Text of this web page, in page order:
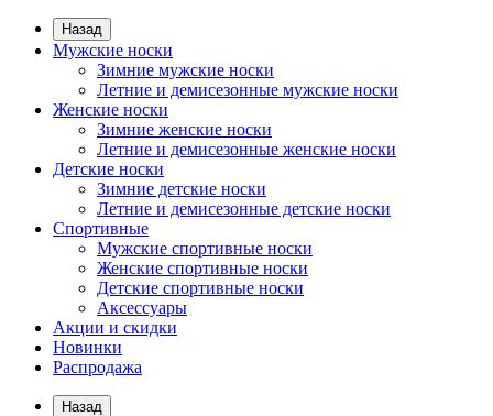
Назад
Мужские носки
Зимние мужские носки
Летние и демисезонные мужские носки
Женские носки
Зимние женские носки
Летние и демисезонные женские носки
Детские носки
Зимние детские носки
Летние и демисезонные детские носки
Спортивные
Мужские спортивные носки
Женские спортивные носки
Детские спортивные носки
Аксессуары
Акции и скидки
Новинки
Распродажа
Назад